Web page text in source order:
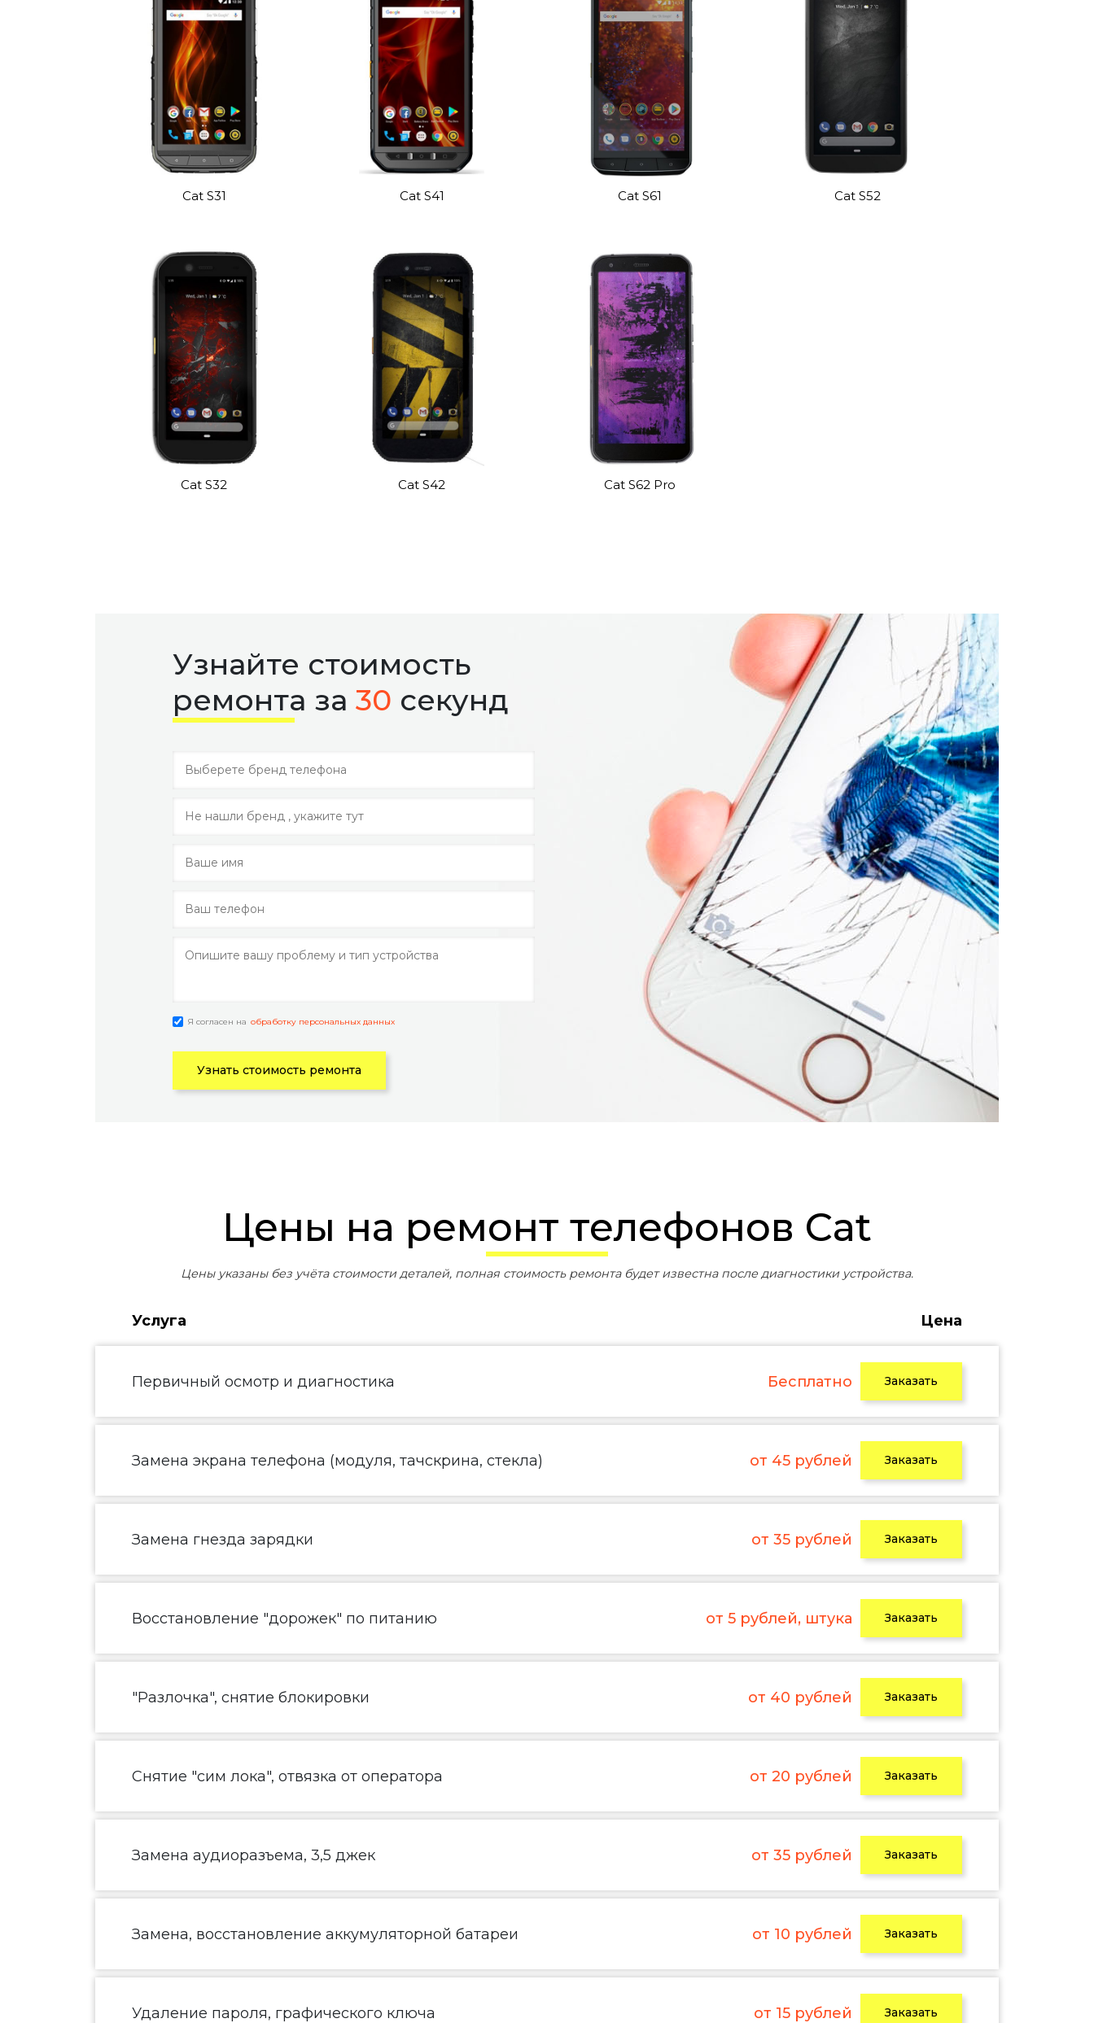
Cat S31 Cat S41 Cat S61 Cat S52
Cat S32 Cat S42 Cat S62 Pro
Узнайте стоимость
ремонта за 30 секунд
Я согласен на обработку персональных данных
Узнать стоимость ремонта
Цены на ремонт телефонов Cat
Цены указаны без учёта стоимости деталей, полная стоимость ремонта будет известна после диагностики устройства.
Услуга Цена
Первичный осмотр и диагностика Бесплатно Заказать
Замена экрана телефона (модуля, тачскрина, стекла) от 45 рублей Заказать
Замена гнезда зарядки от 35 рублей Заказать
Восстановление "дорожек" по питанию от 5 рублей, штука Заказать
"Разлочка", снятие блокировки от 40 рублей Заказать
Снятие "сим лока", отвязка от оператора от 20 рублей Заказать
Замена аудиоразъема, 3,5 джек от 35 рублей Заказать
Замена, восстановление аккумуляторной батареи от 10 рублей Заказать
Удаление пароля, графического ключа от 15 рублей Заказать